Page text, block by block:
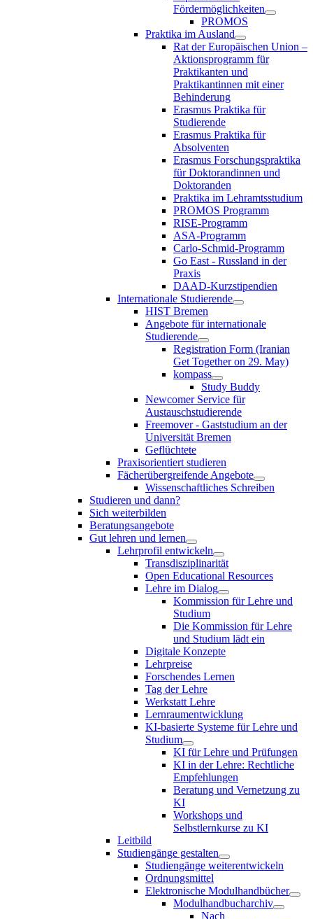
Fördermöglichkeiten
PROMOS
Praktika im Ausland
Rat der Europäischen Union –
Aktionsprogramm für
Praktikanten und
Praktikantinnen mit einer
Behinderung
Erasmus Praktika für
Studierende
Erasmus Praktika für
Absolventen
Erasmus Forschungspraktika
für Doktorandinnen und
Doktoranden
Praktika im Lehramtsstudium
PROMOS Programm
RISE-Programm
ASA-Programm
Carlo-Schmid-Programm
Go East - Russland in der
Praxis
DAAD-Kurzstipendien
Internationale Studierende
HIST Bremen
Angebote für internationale
Studierende
Registration Form (Iranian
Get Together on 29. May)
kompass
Study Buddy
Newcomer Service für
Austauschstudierende
Freemover - Gaststudium an der
Universität Bremen
Geflüchtete
Praxisorientiert studieren
Fächerübergreifende Angebote
Wissenschaftliches Schreiben
Studieren und dann?
Sich weiterbilden
Beratungsangebote
Gut lehren und lernen
Lehrprofil entwickeln
Transdisziplinarität
Open Educational Resources
Lehre im Dialog
Kommission für Lehre und
Studium
Die Kommission für Lehre
und Studium lädt ein
Digitale Konzepte
Lehrpreise
Forschendes Lernen
Tag der Lehre
Werkstatt Lehre
Lernraumentwicklung
KI-basierte Systeme für Lehre und
Studium
KI für Lehre und Prüfungen
KI in der Lehre: Rechtliche
Empfehlungen
Beratung und Vernetzung zu
KI
Workshops und
Selbstlernkurse zu KI
Leitbild
Studiengänge gestalten
Studiengänge weiterentwickeln
Ordnungsmittel
Elektronische Modulhandbücher
Modulhandbucharchiv
Nach